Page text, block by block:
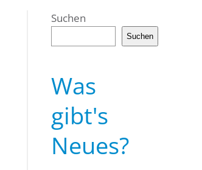
Suchen
Suchen
Was
gibt's
Neues?